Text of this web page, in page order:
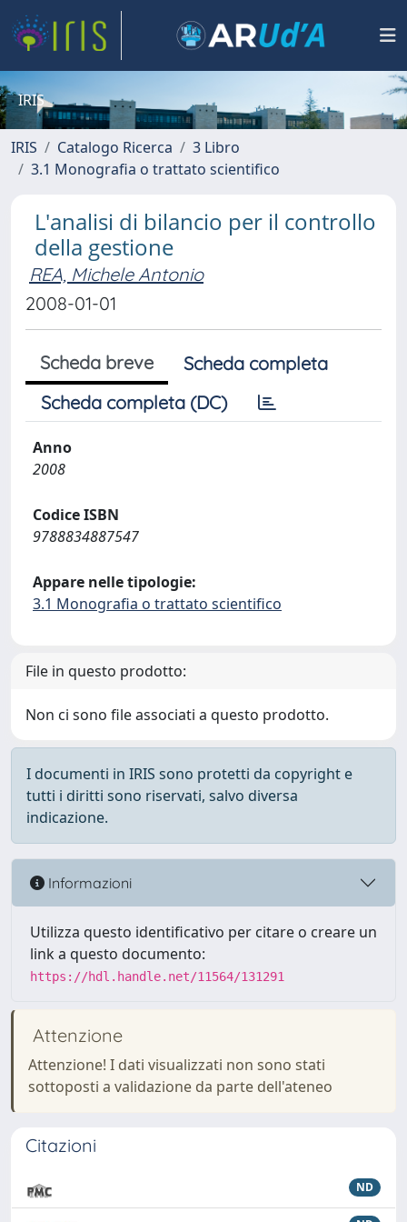
IRIS
IRIS Catalogo Ricerca
3 Libro
3.1 Monografia o trattato scientifico
L'analisi di bilancio per il controllo
della gestione
REA, Michele Antonio
2008-01-01
Scheda breve
Scheda completa
Scheda completa (DC)
Anno
2008
Codice ISBN
9788834887547
Appare nelle tipologie:
3.1 Monografia o trattato scientifico
File in questo prodotto:
Non ci sono file associati a questo prodotto.
I documenti in IRIS sono protetti da copyright e
tutti i diritti sono riservati, salvo diversa
indicazione.
Informazioni
Utilizza questo identificativo per citare o creare un
link a questo documento:
https://hdl.handle.net/11564/131291
Attenzione
Attenzione! I dati visualizzati non sono stati
sottoposti a validazione da parte dell'ateneo
Citazioni
ND